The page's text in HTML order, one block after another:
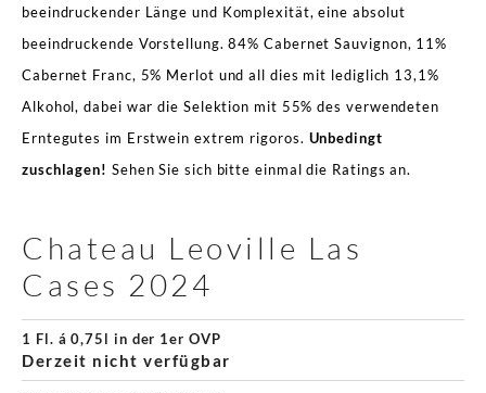
beeindruckender Länge und Komplexität, eine absolut
beeindruckende Vorstellung. 84% Cabernet Sauvignon, 11%
Cabernet Franc, 5% Merlot und all dies mit lediglich 13,1%
Alkohol, dabei war die Selektion mit 55% des verwendeten
Erntegutes im Erstwein extrem rigoros. Unbedingt
zuschlagen! Sehen Sie sich bitte einmal die Ratings an.
Chateau Leoville Las
Cases 2024
1 Fl. á 0,75l in der 1er OVP
Derzeit nicht verfügbar